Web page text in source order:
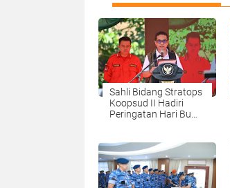
Sahli Bidang Stratops
Koopsud II Hadiri
Peringatan Hari Bumi